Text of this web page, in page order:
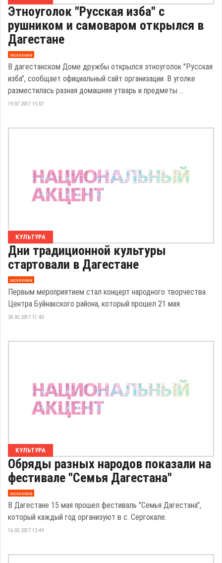
Этноуголок "Русская изба" с
рушником и самоваром открылся в
Дагестане
эксклюзив
В дагестанском Доме дружбы открылся этноуголок "Русская
изба", сообщает официальный сайт организации. В уголке
разместилась разная домашняя утварь и предметы ...
19.07.2017 15:07
КУЛЬТУРА
Дни традиционной культуры
стартовали в Дагестане
эксклюзив
Первым мероприятием стал концерт народного творчества
Центра Буйнакского района, который прошел 21 мая.
24.05.2017 11:40
КУЛЬТУРА
Обряды разных народов показали на
фестивале "Семья Дагестана"
эксклюзив
В Дагестане 15 мая прошел фестиваль "Семья Дагестана",
который каждый год организуют в с. Сергокале.
16.05.2017 13:49